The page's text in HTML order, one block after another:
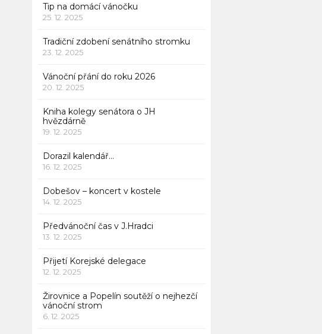
Tip na domácí vánočku
25. 12. 2025
Tradiční zdobení senátního stromku
23. 12. 2025
Vánoční přání do roku 2026
20. 12. 2025
Kniha kolegy senátora o JH
hvězdárně
19. 12. 2025
Dorazil kalendář…
16. 12. 2025
Dobešov – koncert v kostele
14. 12. 2025
Předvánoční čas v J.Hradci
13. 12. 2025
Přijetí Korejské delegace
12. 12. 2025
Žirovnice a Popelín soutěží o nejhezčí
vánoční strom
6. 12. 2025